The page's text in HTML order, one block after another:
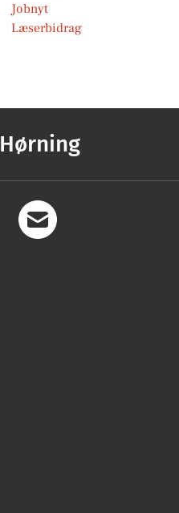
Jobnyt
Læserbidrag
Hørning